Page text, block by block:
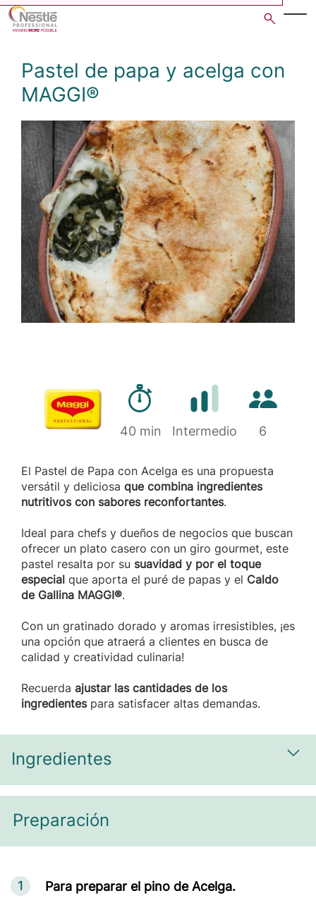
Skip
Pastel de papa y acelga con
MAGGI®
Open image gallery in
Marca Tiempo de preparación
40 min Dificultad
Intermedio
Cantidad
6
El Pastel de Papa con Acelga es una propuesta
versátil y deliciosa que combina ingredientes
nutritivos con sabores reconfortantes.
Ideal para chefs y dueños de negocios que buscan
ofrecer un plato casero con un giro gourmet, este
pastel resalta por su suavidad y por el toque
especial que aporta el puré de papas y el Caldo
de Gallina MAGGI®.
Con un gratinado dorado y aromas irresistibles, ¡es
una opción que atraerá a clientes en busca de
calidad y creatividad culinaria!
Recuerda ajustar las cantidades de los
ingredientespara satisfacer altas demandas.
Ingredientes
Preparación
1 Para preparar el pino de Acelga.